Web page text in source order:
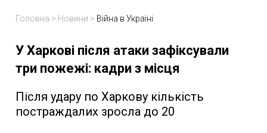
Головна > Новини > Війна в Україні
У Харкові після атаки зафіксували
три пожежі: кадри з місця
Після удару по Харкову кількість
постраждалих зросла до 20